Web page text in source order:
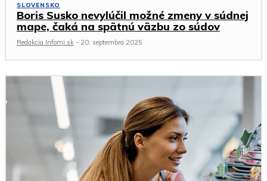
SLOVENSKO
Boris Susko nevylúčil možné zmeny v súdnej
mape, čaká na spätnú väzbu zo súdov
Redakcia Infomi.sk - 20. septembra 2025